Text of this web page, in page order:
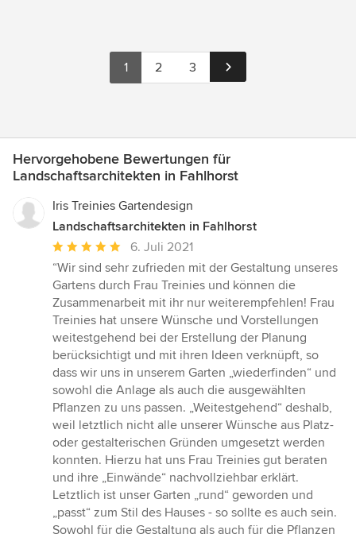
1 2 3
Hervorgehobene Bewertungen für
Landschaftsarchitekten in Fahlhorst
Iris Treinies Gartendesign
Landschaftsarchitekten in Fahlhorst
Durchschnittliche
Bewertung:
5
von
5
Sternen
6. Juli 2021
“Wir sind sehr zufrieden mit der Gestaltung unseres
Gartens durch Frau Treinies und können die
Zusammenarbeit mit ihr nur weiterempfehlen! Frau
Treinies hat unsere Wünsche und Vorstellungen
weitestgehend bei der Erstellung der Planung
berücksichtigt und mit ihren Ideen verknüpft, so
dass wir uns in unserem Garten „wiederfinden“ und
sowohl die Anlage als auch die ausgewählten
Pflanzen zu uns passen. „Weitestgehend“ deshalb,
weil letztlich nicht alle unserer Wünsche aus Platz-
oder gestalterischen Gründen umgesetzt werden
konnten. Hierzu hat uns Frau Treinies gut beraten
und ihre „Einwände“ nachvollziehbar erklärt.
Letztlich ist unser Garten „rund“ geworden und
„passt“ zum Stil des Hauses - so sollte es auch sein.
Sowohl für die Gestaltung als auch für die Pflanzen